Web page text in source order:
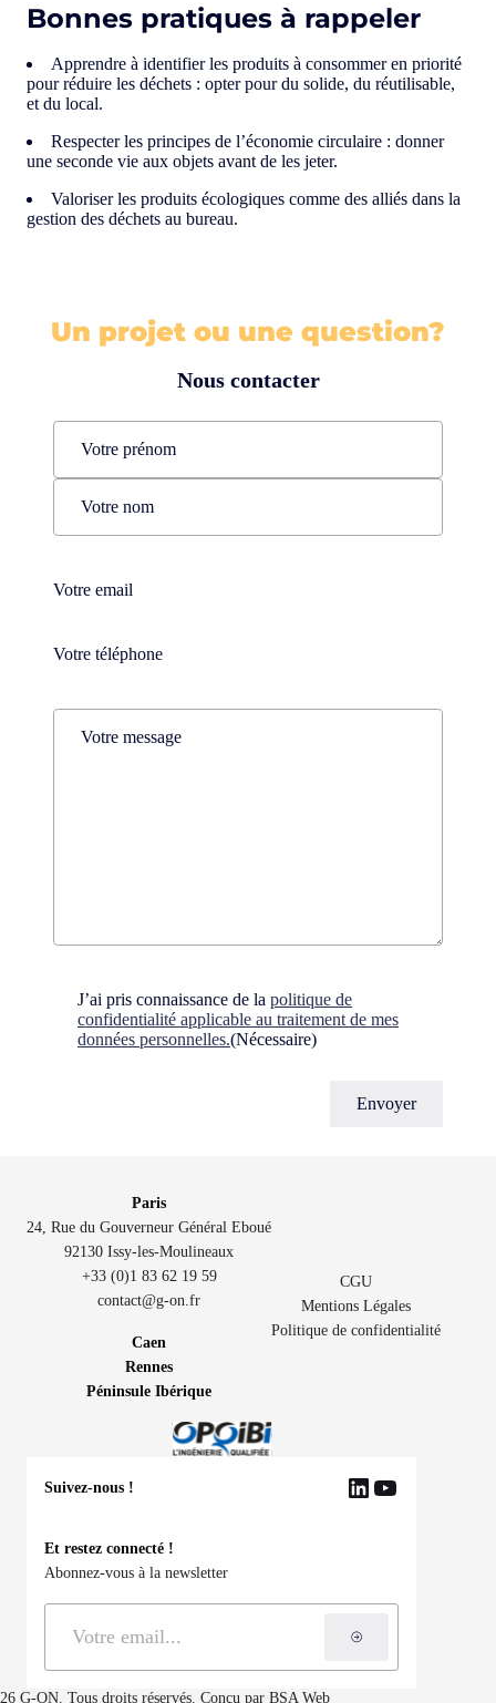
Bonnes pratiques à rappeler
Apprendre à identifier les produits à consommer en priorité
pour réduire les déchets : opter pour du solide, du réutilisable,
et du local.
Respecter les principes de l’économie circulaire : donner
une seconde vie aux objets avant de les jeter.
Valoriser les produits écologiques comme des alliés dans la
gestion des déchets au bureau.
Un projet ou une question?
Nous contacter
Name
Prénom
Téléphone(Nécessaire)
Téléphone(Nécessaire)
Comments
Consent(Nécessaire)
J’ai pris connaissance de la politique de
confidentialité applicable au traitement de mes
données personnelles.(Nécessaire)
Paris
24, Rue du Gouverneur Général Eboué
92130 Issy-les-Moulineaux
+33 (0)1 83 62 19 59
contact@g-on.fr
Caen
Rennes
Péninsule Ibérique
G-ON. Tous droits réservés. Conçu par BSA Web
CGU
Mentions Légales
Politique de confidentialité
Suivez-nous ! LinkedIn
YouTube
Et restez connecté !
Abonnez-vous à la newsletter
S'inscrire à la